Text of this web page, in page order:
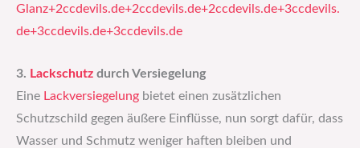
Glanz+2ccdevils.de+2ccdevils.de+2ccdevils.de+3ccdevils.
de+3ccdevils.de+3ccdevils.de
3. Lackschutz durch Versiegelung
Eine Lackversiegelung bietet einen zusätzlichen
Schutzschild gegen äußere Einflüsse, nun sorgt dafür, dass
Wasser und Schmutz weniger haften bleiben und